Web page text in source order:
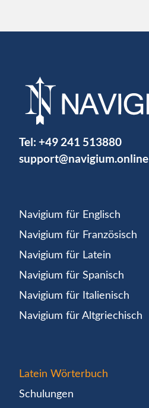
Tel: +49 241 513880
support@navigium.online
Navigium für Englisch
Navigium für Französisch
Navigium für Latein
Navigium für Spanisch
Navigium für Italienisch
Navigium für Altgriechisch
Latein Wörterbuch
Schulungen